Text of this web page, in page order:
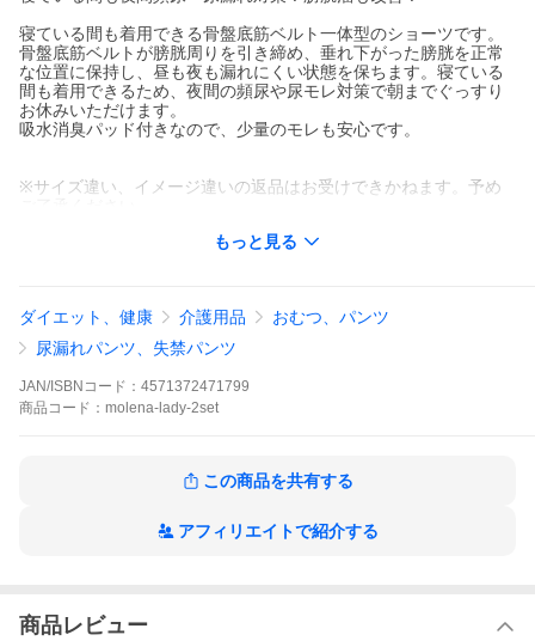
寝ている間も着用できる骨盤底筋ベルト一体型のショーツです。
骨盤底筋ベルトが膀胱周りを引き締め、垂れ下がった膀胱を正常
な位置に保持し、昼も夜も漏れにくい状態を保ちます。寝ている
間も着用できるため、夜間の頻尿や尿モレ対策で朝までぐっすり
お休みいただけます。
吸水消臭パッド付きなので、少量のモレも安心です。
※サイズ違い、イメージ違いの返品はお受けできかねます。予め
軽失禁 女性 しっきん 安心パンツ 骨盤骨盤底 筋骨盤底筋ベルト 骨
盤底筋ベルトモレナレディ 尿漏れパンツ 国産 日本製 病院 通院 肌
着 ショーツ 下着 女性 軽量 少量 おしゃれ パンツ 介護 大きいサイ
ズ M L LL 3L 軽失禁 産後 80代 70代 60代 大きいサイズ 外出時 下
着の上から着れる 目立たない 尿漏れ対策 失禁対策 膀胱溜改善 履
くだけ尿漏れ対策 気軽 簡単 手軽 医療機器 履いたまま眠れる
もっと見る
ダイエット、健康 介護用品
おむつ、パンツ
尿漏れパンツ、失禁パンツ
JAN/ISBNコード： 4571372471799
商品 コード： molena-lady-2set
この商品を共有する
アフィリエイトで紹介する
商品レビュー